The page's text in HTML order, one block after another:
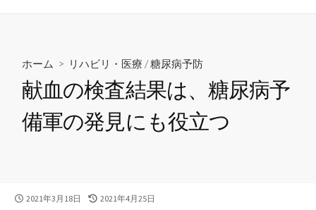
ス
ホーム > リハビリ・医療 /糖尿病予防
献血の検査結果は、糖尿病予
備軍の発見にも役立つ
公
2021年3月18日
最
2021年4月25日